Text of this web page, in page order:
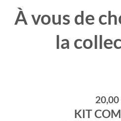
À vous de
la
20,00
KIT